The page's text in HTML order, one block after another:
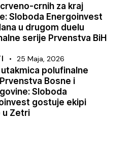
crnih za kraj
Sloboda Energoinvest
u drugom duelu
serije Prvenstva BiH
25 Maja, 2026
utakmica polufinalne
Bosne i
Sloboda
gostuje ekipi
u Zetri